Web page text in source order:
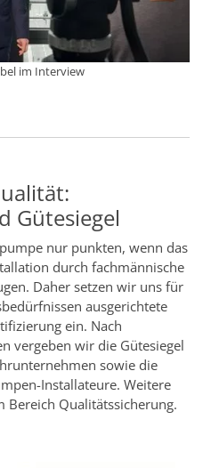
im Interview
Gütesiegel
nur punkten, wenn das
durch fachmännische
Daher setzen wir uns für
ausgerichtete
ein. Nach
vergeben wir die Gütesiegel
sowie die
Installateure. Weitere
Qualitätssicherung.